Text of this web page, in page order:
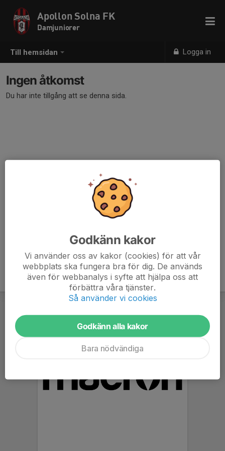
Till hemsidan Logga in
Apollon Solna FK
Damjuniorer
Ingen åtkomst
Du har inte tillgång att se denna sida.
Godkänn kakor
Vi använder oss av kakor (cookies) för att vår
webbplats ska fungera bra för dig. De används
även för webbanalys i syfte att hjälpa oss att
förbättra våra tjänster.
Så använder vi cookies
Godkänn alla kakor
Bara nödvändiga